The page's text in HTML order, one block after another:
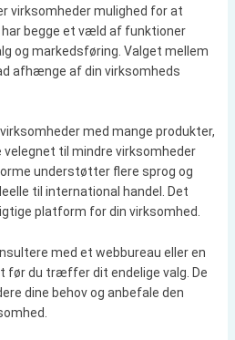
virksomheder mulighed for at
begge et væld af funktioner
og markedsføring. Valget mellem
afhænge af din virksomheds
med mange produkter,
til mindre virksomheder
understøtter flere sprog og
til international handel. Det
platform for din virksomhed.
med et webbureau eller en
før du træffer dit endelige valg. De
dine behov og anbefale den